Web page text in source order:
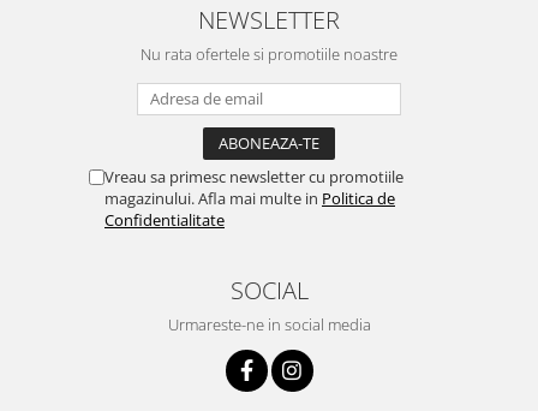
NEWSLETTER
Nu rata ofertele si promotiile noastre
Vreau sa primesc newsletter cu promotiile
magazinului. Afla mai multe in Politica de
Confidentialitate
SOCIAL
Urmareste-ne in social media